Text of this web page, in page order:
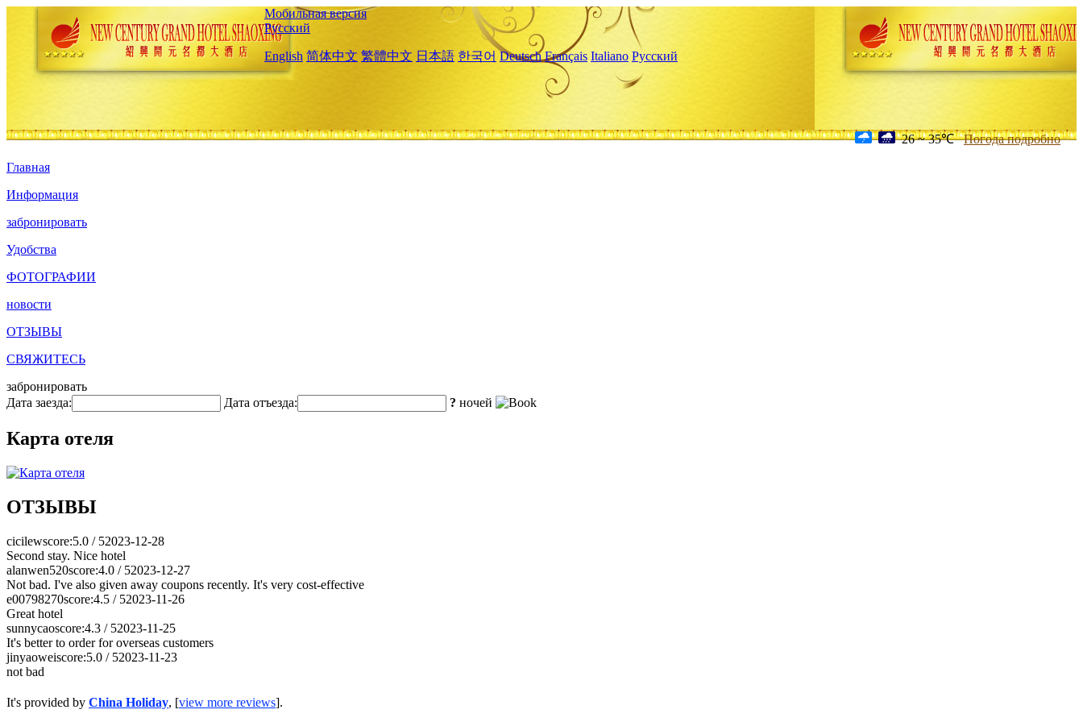
Мобильная версия
Русский
English 简体中文 繁體中文 日本語 한국어 Deutsch Français Italiano Русский
26 ~ 35℃ Погода подробно
Главная
Информация
забронировать
Удобства
ФОТОГРАФИИ
новости
ОТЗЫВЫ
СВЯЖИТЕСЬ
забронировать
Дата заезда:
Дата отъезда: ? ночей
Карта отеля
ОТЗЫВЫ
cicilewscore:5.0 / 52023-12-28
Second stay. Nice hotel
alanwen520score:4.0 / 52023-12-27
Not bad. I've also given away coupons recently. It's very cost-effective
e00798270score:4.5 / 52023-11-26
Great hotel
sunnycaoscore:4.3 / 52023-11-25
It's better to order for overseas customers
jinyaoweiscore:5.0 / 52023-11-23
not bad
It's provided by China Holiday, [view more reviews].